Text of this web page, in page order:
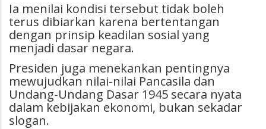
Ia menilai kondisi tersebut tidak boleh
terus dibiarkan karena bertentangan
dengan prinsip keadilan sosial yang
menjadi dasar negara.
Presiden juga menekankan pentingnya
mewujudkan nilai-nilai Pancasila dan
Undang-Undang Dasar 1945 secara nyata
dalam kebijakan ekonomi, bukan sekadar
slogan.